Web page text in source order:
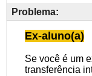
Problema: